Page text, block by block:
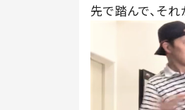
先で踏んで、それ